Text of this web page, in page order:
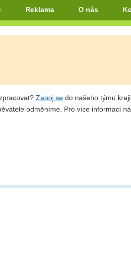
Reklama O nás
Zapoj se do našeho týmu
odměníme. Pro více informací